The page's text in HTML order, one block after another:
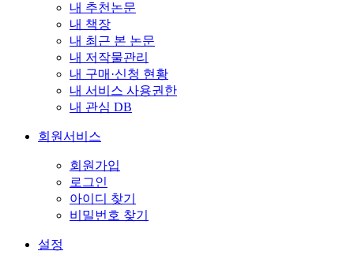
내 추천논문
내 책장
내 최근 본 논문
내 저작물관리
내 구매·신청 현황
내 서비스 사용권한
내 관심 DB
회원서비스
회원가입
로그인
아이디 찾기
비밀번호 찾기
설정